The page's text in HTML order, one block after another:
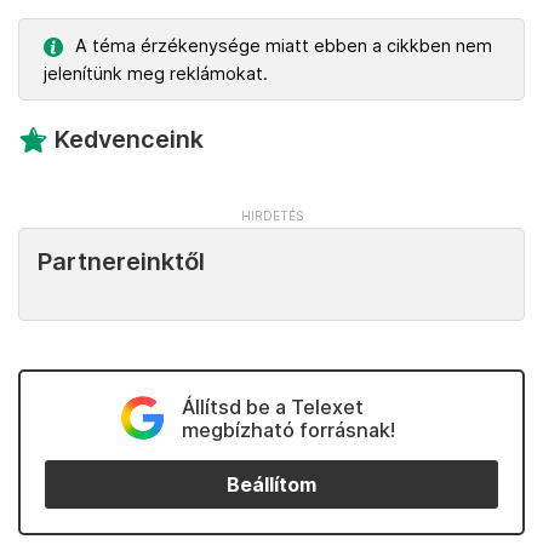
A téma érzékenysége miatt ebben a cikkben nem
jelenítünk meg reklámokat.
Kedvenceink
Partnereinktől
Állítsd be a Telexet
megbízható forrásnak!
Beállítom